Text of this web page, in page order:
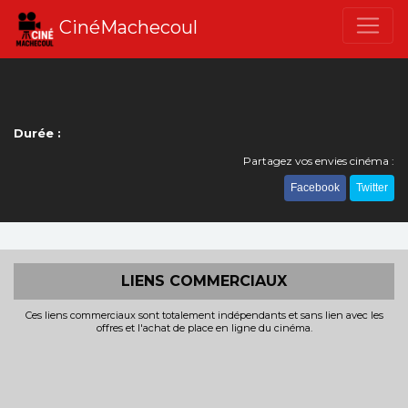
CinéMachecoul
Durée :
Partagez vos envies cinéma :
Facebook Twitter
LIENS COMMERCIAUX
Ces liens commerciaux sont totalement indépendants et sans lien avec les
offres et l'achat de place en ligne du cinéma.